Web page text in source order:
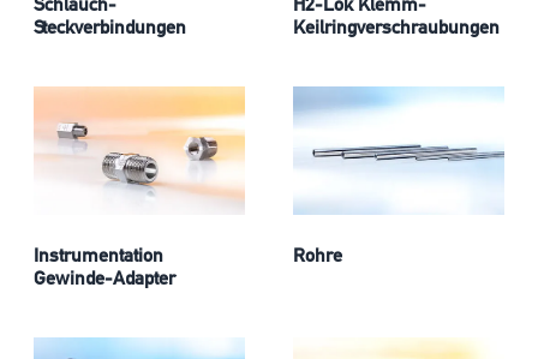
Steckverbindungen
Keilringverschraubungen
Instrumentation
Gewinde-Adapter
Rohre